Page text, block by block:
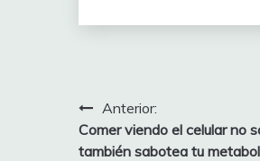
Navegación
de
Anterior:
Comer viendo el celular no
también sabotea tu